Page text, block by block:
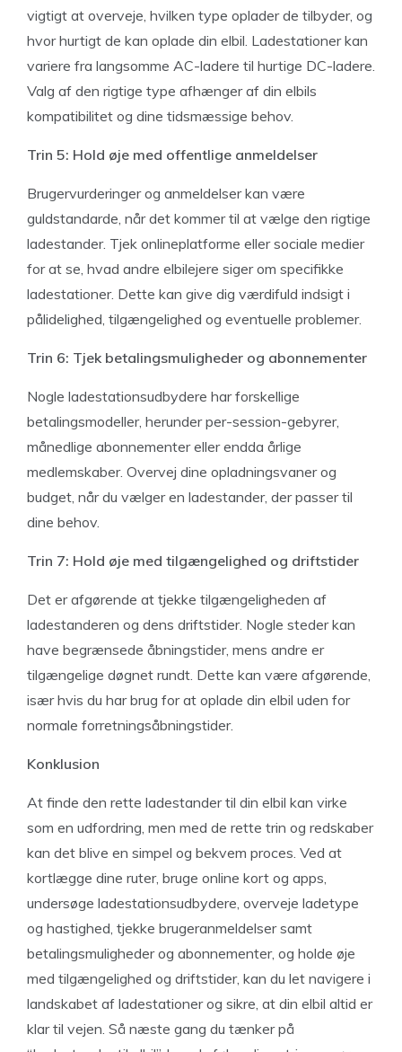
vigtigt at overveje, hvilken type oplader de tilbyder, og
hvor hurtigt de kan oplade din elbil. Ladestationer kan
variere fra langsomme AC-ladere til hurtige DC-ladere.
Valg af den rigtige type afhænger af din elbils
kompatibilitet og dine tidsmæssige behov.
Trin 5: Hold øje med offentlige anmeldelser
Brugervurderinger og anmeldelser kan være
guldstandarde, når det kommer til at vælge den rigtige
ladestander. Tjek onlineplatforme eller sociale medier
for at se, hvad andre elbilejere siger om specifikke
ladestationer. Dette kan give dig værdifuld indsigt i
pålidelighed, tilgængelighed og eventuelle problemer.
Trin 6: Tjek betalingsmuligheder og abonnementer
Nogle ladestationsudbydere har forskellige
betalingsmodeller, herunder per-session-gebyrer,
månedlige abonnementer eller endda årlige
medlemskaber. Overvej dine opladningsvaner og
budget, når du vælger en ladestander, der passer til
dine behov.
Trin 7: Hold øje med tilgængelighed og driftstider
Det er afgørende at tjekke tilgængeligheden af
ladestanderen og dens driftstider. Nogle steder kan
have begrænsede åbningstider, mens andre er
tilgængelige døgnet rundt. Dette kan være afgørende,
især hvis du har brug for at oplade din elbil uden for
normale forretningsåbningstider.
Konklusion
At finde den rette ladestander til din elbil kan virke
som en udfordring, men med de rette trin og redskaber
kan det blive en simpel og bekvem proces. Ved at
kortlægge dine ruter, bruge online kort og apps,
undersøge ladestationsudbydere, overveje ladetype
og hastighed, tjekke brugeranmeldelser samt
betalingsmuligheder og abonnementer, og holde øje
med tilgængelighed og driftstider, kan du let navigere i
landskabet af ladestationer og sikre, at din elbil altid er
klar til vejen. Så næste gang du tænker på